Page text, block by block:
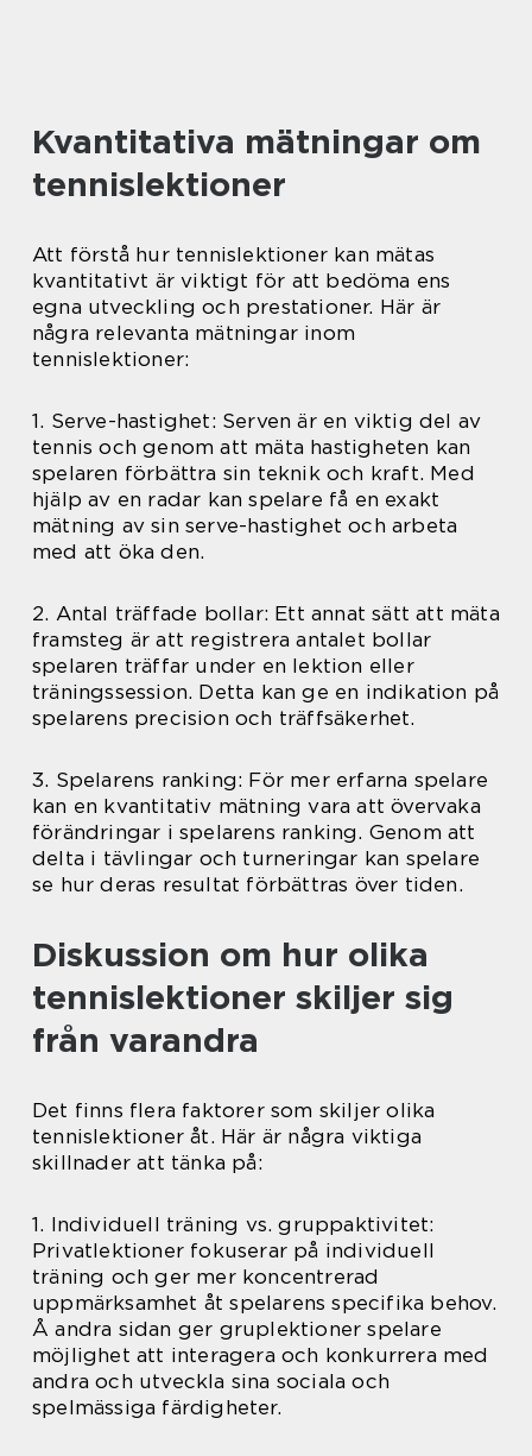
Kvantitativa mätningar om
tennislektioner
Att förstå hur tennislektioner kan mätas
kvantitativt är viktigt för att bedöma ens
egna utveckling och prestationer. Här är
några relevanta mätningar inom
tennislektioner:
1. Serve-hastighet: Serven är en viktig del av
tennis och genom att mäta hastigheten kan
spelaren förbättra sin teknik och kraft. Med
hjälp av en radar kan spelare få en exakt
mätning av sin serve-hastighet och arbeta
med att öka den.
2. Antal träffade bollar: Ett annat sätt att mäta
framsteg är att registrera antalet bollar
spelaren träffar under en lektion eller
träningssession. Detta kan ge en indikation på
spelarens precision och träffsäkerhet.
3. Spelarens ranking: För mer erfarna spelare
kan en kvantitativ mätning vara att övervaka
förändringar i spelarens ranking. Genom att
delta i tävlingar och turneringar kan spelare
se hur deras resultat förbättras över tiden.
Diskussion om hur olika
tennislektioner skiljer sig
från varandra
Det finns flera faktorer som skiljer olika
tennislektioner åt. Här är några viktiga
skillnader att tänka på:
1. Individuell träning vs. gruppaktivitet:
Privatlektioner fokuserar på individuell
träning och ger mer koncentrerad
uppmärksamhet åt spelarens specifika behov.
Å andra sidan ger gruplektioner spelare
möjlighet att interagera och konkurrera med
andra och utveckla sina sociala och
spelmässiga färdigheter.